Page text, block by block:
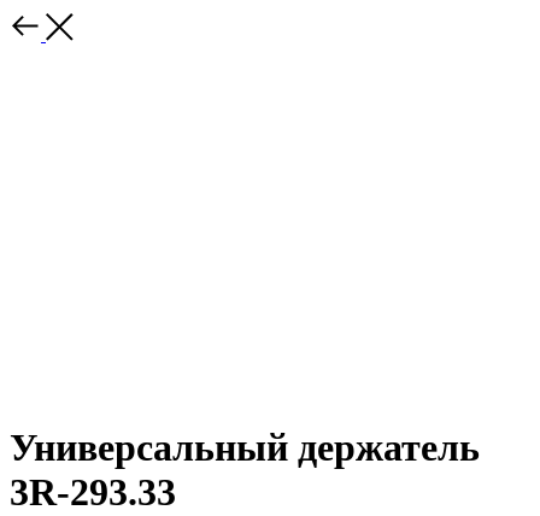
Универсальный держатель
3R-293.33